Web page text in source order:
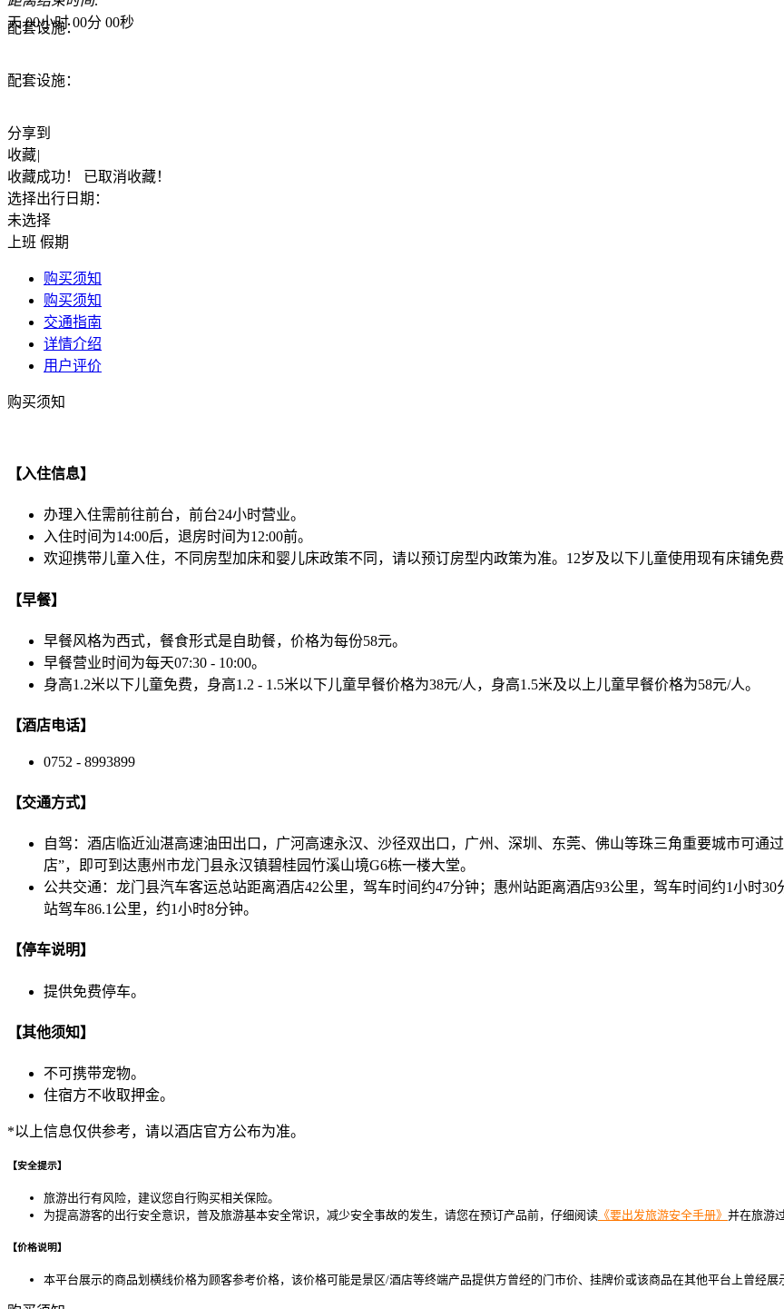
天00小时00分 00秒
配套设施：
配套设施：
分享到
收藏|
收藏成功！
已取消收藏！
选择出行日期：
未选择
上班 假期
购买须知
购买须知
交通指南
详情介绍
用户评价
购买须知
【入住信息】
办理入住需前往前台，前台24小时营业。
入住时间为14:00后，退房时间为12:00前。
欢迎携带儿童入住，不同房型加床和婴儿床政策不同，请以预订房型内政策为准。12岁及以下儿童使用现有床铺免
【早餐】
早餐风格为西式，餐食形式是自助餐，价格为每份58元。
早餐营业时间为每天07:30 - 10:00。
身高1.2米以下儿童免费，身高1.2 - 1.5米以下儿童早餐价格为38元/人，身高1.5米及以上儿童早餐价格为58元/人。
【酒店电话】
0752 - 8993899
【交通方式】
自驾：酒店临近汕湛高速油田出口，广河高速永汉、沙径双出口，广州、深圳、东莞、佛山等珠三角重要城市可通
店”，即可到达惠州市龙门县永汉镇碧桂园竹溪山境G6栋一楼大堂。
公共交通：龙门县汽车客运总站距离酒店42公里，驾车时间约47分钟；惠州站距离酒店93公里，驾车时间约1小时
站驾车86.1公里，约1小时8分钟。
【停车说明】
提供免费停车。
【其他须知】
不可携带宠物。
住宿方不收取押金。
*以上信息仅供参考，请以酒店官方公布为准。
【安全提示】
旅游出行有风险，建议您自行购买相关保险。
为提高游客的出行安全意识，普及旅游基本安全常识，减少安全事故的发生，请您在预订产品前，仔细阅读 《要出发旅游安全手册》 并在旅游
【价格说明】
本平台展示的商品划横线价格为顾客参考价格，该价格可能是景区/酒店等终端产品提供方曾经的门市价、挂牌价或该商品在其他平台上曾经展